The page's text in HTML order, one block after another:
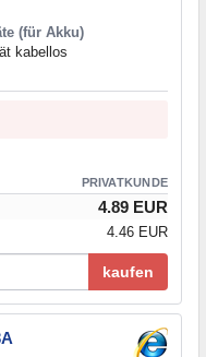
(für Akku)
kabellos
PRIVATKUNDE
4.89 EUR
4.46 EUR
kaufen